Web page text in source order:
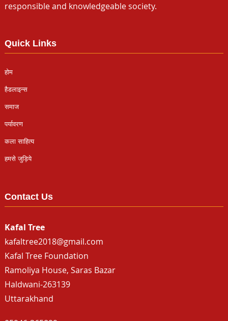
responsible and knowledgeable society.
Quick Links
होम
हैडलाइन्स
समाज
पर्यावरण
कला साहित्य
हमसे जुड़िये
Contact Us
Kafal Tree
kafaltree2018@gmail.com
Kafal Tree Foundation
Ramoliya House, Saras Bazar
Haldwani-263139
Uttarakhand